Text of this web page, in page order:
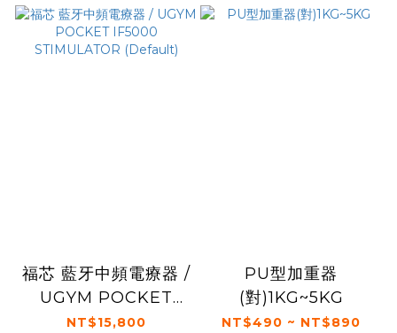
福芯 藍牙中頻電療器 /
UGYM POCKET
IF5000
NT$15,800
PU型加重器
(對)1KG~5KG
NT$490 ~ NT$890